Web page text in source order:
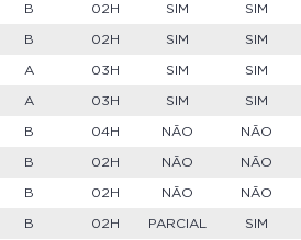
B 02H SIM SIM
B 02H SIM SIM
A 03H SIM SIM
A 03H SIM SIM
B 04H NÃO NÃO
B 02H NÃO NÃO
B 02H NÃO NÃO
B 02H PARCIAL SIM